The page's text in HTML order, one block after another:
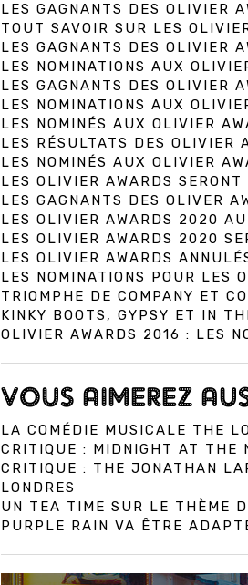
LES GAGNANTS DES OLIVIER
TOUT SAVOIR SUR LES
LES GAGNANTS DES OLIVIER
LES NOMINATIONS AUX
LES GAGNANTS DES OLIVIER
LES NOMINATIONS AUX
LES NOMINÉS AUX OLIVIER
LES RÉSULTATS DES OLIVIER
LES NOMINÉS AUX OLIVIER
LES OLIVIER AWARDS
LES GAGNANTS DES OLIVER
LES OLIVIER AWARDS 2020
LES OLIVIER AWARDS 2020
LES OLIVIER AWARDS
LES NOMINATIONS POUR LES
TRIOMPHE DE COMPANY ET
KINKY BOOTS, GYPSY ET IN
OLIVIER AWARDS 2016 : LES
VOUS AIMEREZ
LA COMÉDIE MUSICALE THE
CRITIQUE : MIDNIGHT AT THE
CRITIQUE : THE JONATHAN
LONDRES
UN TEA TIME SUR LE THÈME
PURPLE RAIN VA ÊTRE